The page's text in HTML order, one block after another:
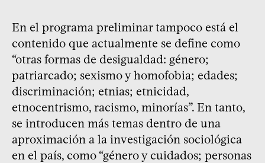
En el programa preliminar tampoco está el
contenido que actualmente se define como
“otras formas de desigualdad: género;
patriarcado; sexismo y homofobia; edades;
discriminación; etnias; etnicidad,
etnocentrismo, racismo, minorías”. En tanto,
se introducen más temas dentro de una
aproximación a la investigación sociológica
en el país, como “género y cuidados; personas